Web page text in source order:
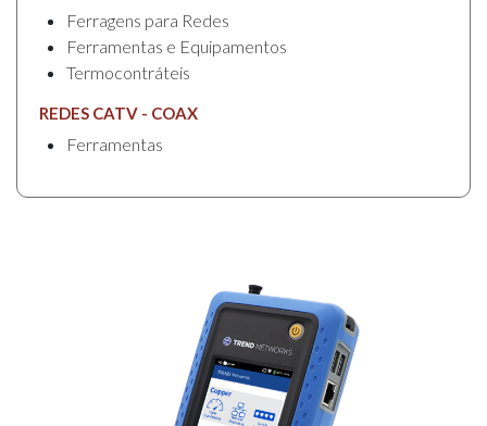
Ferragens para Redes
Ferramentas e Equipamentos
Termocontráteis
REDES CATV - COAX
Ferramentas